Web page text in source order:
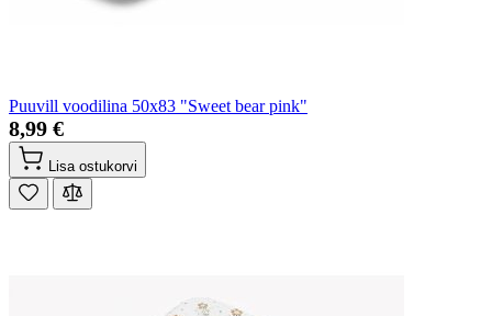
Puuvill voodilina 50x83 "Sweet bear pink"
8,99 €
Lisa ostukorvi